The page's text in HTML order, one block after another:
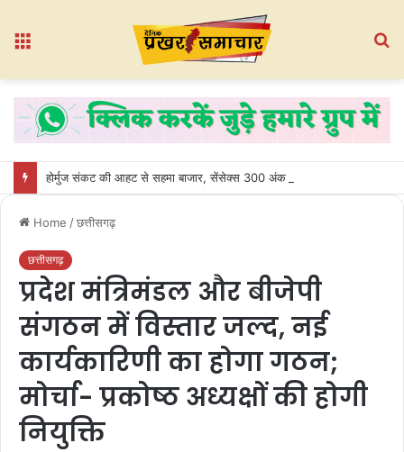
Home /छत्तीसगढ़
छत्तीसगढ़
प्रदेश मंत्रिमंडल और बीजेपी
संगठन में विस्तार जल्द, नई
कार्यकारिणी का होगा गठन;
मोर्चा- प्रकोष्ठ अध्यक्षों की होगी
नियुक्ति